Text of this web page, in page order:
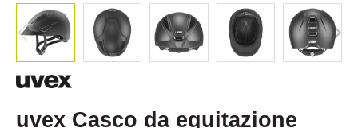
uvex Casco da equitazione